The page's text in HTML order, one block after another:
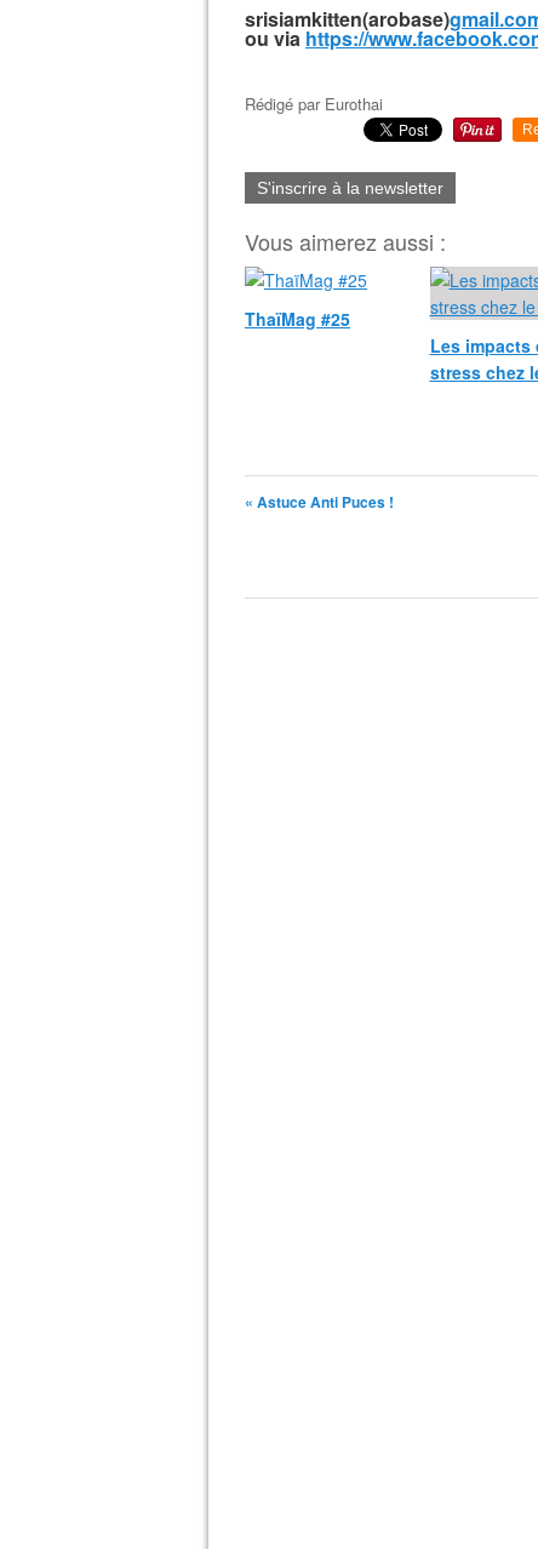
srisiamkitten(arobase)
ou via https://
Rédigé par Eurothai
S'inscrire à la newsletter
Vous aimerez aussi :
ThaïMag #25
Les impacts
stress chez
« Astuce Anti Puces !